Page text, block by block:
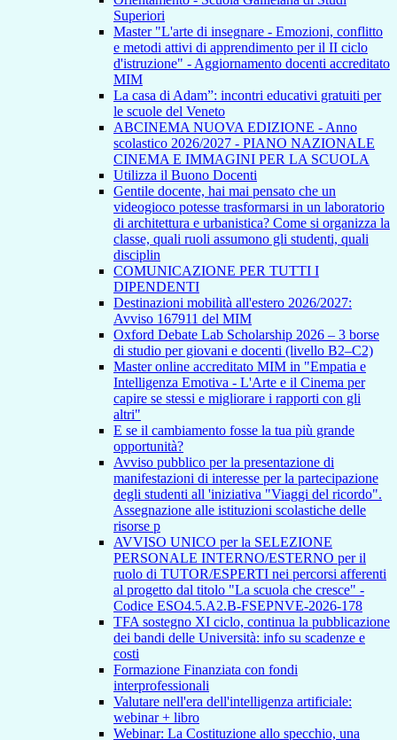
Superiori
Master "L'arte di insegnare - Emozioni, conflitto
e metodi attivi di apprendimento per il II ciclo
d'istruzione" - Aggiornamento docenti accreditato
MIM
La casa di Adam”: incontri educativi gratuiti per
le scuole del Veneto
ABCINEMA NUOVA EDIZIONE - Anno
scolastico 2026/2027 - PIANO NAZIONALE
CINEMA E IMMAGINI PER LA SCUOLA
Utilizza il Buono Docenti
Gentile docente, hai mai pensato che un
videogioco potesse trasformarsi in un laboratorio
di architettura e urbanistica? Come si organizza la
classe, quali ruoli assumono gli studenti, quali
disciplin
COMUNICAZIONE PER TUTTI I
DIPENDENTI
Destinazioni mobilità all'estero 2026/2027:
Avviso 167911 del MIM
Oxford Debate Lab Scholarship 2026 – 3 borse
di studio per giovani e docenti (livello B2–C2)
Master online accreditato MIM in "Empatia e
Intelligenza Emotiva - L'Arte e il Cinema per
capire se stessi e migliorare i rapporti con gli
altri"
E se il cambiamento fosse la tua più grande
opportunità?
Avviso pubblico per la presentazione di
manifestazioni di interesse per la partecipazione
degli studenti all 'iniziativa "Viaggi del ricordo".
Assegnazione alle istituzioni scolastiche delle
risorse p
AVVISO UNICO per la SELEZIONE
PERSONALE INTERNO/ESTERNO per il
ruolo di TUTOR/ESPERTI nei percorsi afferenti
al progetto dal titolo "La scuola che cresce" -
Codice ESO4.5.A2.B-FSEPNVE-2026-178
TFA sostegno XI ciclo, continua la pubblicazione
dei bandi delle Università: info su scadenze e
costi
Formazione Finanziata con fondi
interprofessionali
Valutare nell'era dell'intelligenza artificiale:
webinar + libro
Webinar: La Costituzione allo specchio, una